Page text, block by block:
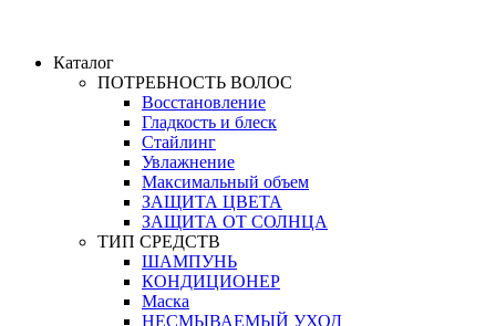
Каталог
ПОТРЕБНОСТЬ ВОЛОС
Восстановление
Гладкость и блеск
Стайлинг
Увлажнение
Максимальный объем
ЗАЩИТА ЦВЕТА
ЗАЩИТА ОТ СОЛНЦА
ТИП СРЕДСТВ
ШАМПУНЬ
КОНДИЦИОНЕР
Маска
НЕСМЫВАЕМЫЙ УХОД